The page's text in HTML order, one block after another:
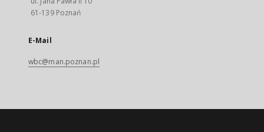
61-139 Poznań
E-Mail
wbc@man.poznan.pl